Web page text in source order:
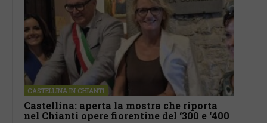
CASTELLINA IN CHIANTI
Castellina: aperta la mostra che riporta
nel Chianti opere fiorentine del ‘300 e ‘400